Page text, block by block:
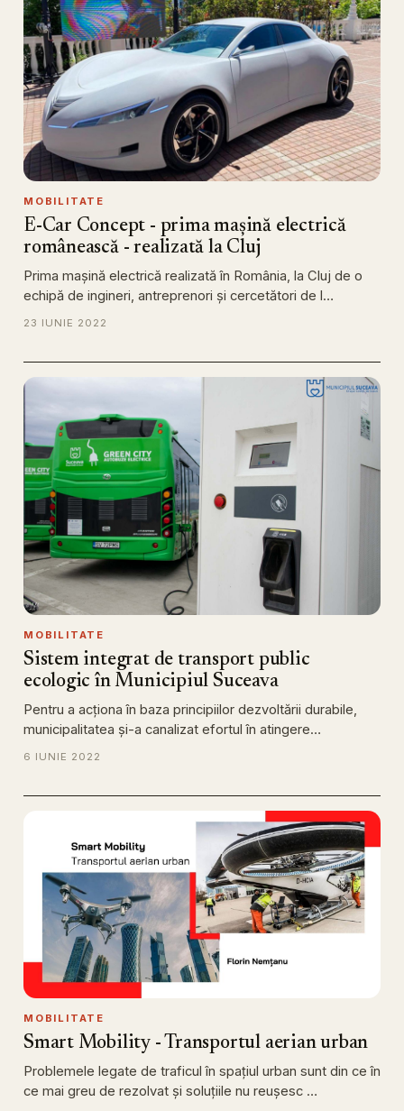
MOBILITATE
E-Car Concept - prima mașină electrică
românească - realizată la Cluj
Prima mașină electrică realizată în România, la Cluj de o
echipă de ingineri, antreprenori și cercetători de l…
23 IUNIE 2022
MOBILITATE
Sistem integrat de transport public
ecologic în Municipiul Suceava
Pentru a acţiona în baza principiilor dezvoltării durabile,
municipalitatea și-a canalizat efortul în atingere…
6 IUNIE 2022
MOBILITATE
Smart Mobility - Transportul aerian urban
Problemele legate de traficul în spațiul urban sunt din ce în
ce mai greu de rezolvat și soluțiile nu reușesc …